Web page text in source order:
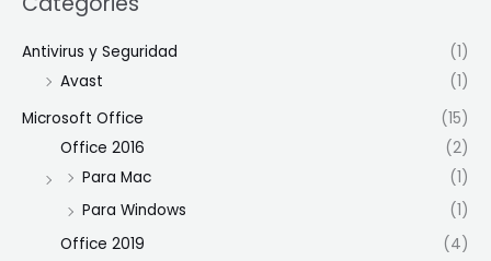
Antivirus y Seguridad
(1)
Avast
(1)
Microsoft Office
(15)
Office 2016
(2)
Para Mac
(1)
Para Windows
(1)
Office 2019
(4)